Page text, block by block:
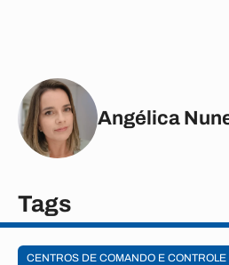
Angélica
Tags
CENTROS DE COMANDO E CONTROLE